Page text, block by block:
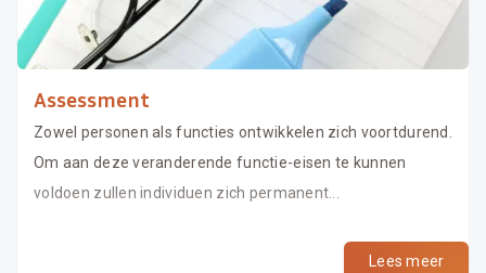
Assessment
Zowel personen als functies ontwikkelen zich voortdurend.
Om aan deze veranderende functie-eisen te kunnen
voldoen zullen individuen zich permanent...
Lees meer